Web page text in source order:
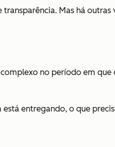
Mas há
no período em que
entregando, o que